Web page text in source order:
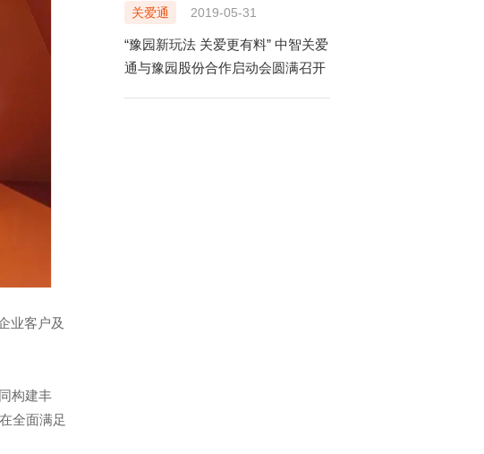
业客户及
构建丰
全面满足
关爱通 2019-05-31
“豫园新玩法 关爱更有料” 中智关爱
通与豫园股份合作启动会圆满召开
区沪闵路9299号中智大厦9楼